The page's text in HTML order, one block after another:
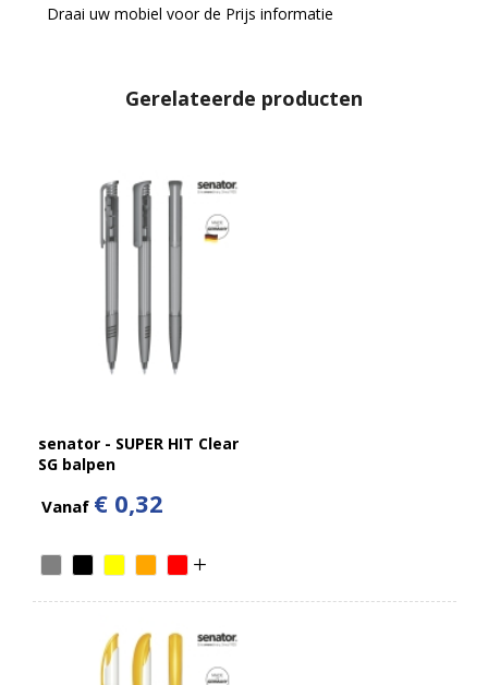
Draai uw mobiel voor de Prijs informatie
Gerelateerde producten
senator - SUPER HIT Clear
SG balpen
Vanaf € 0,32